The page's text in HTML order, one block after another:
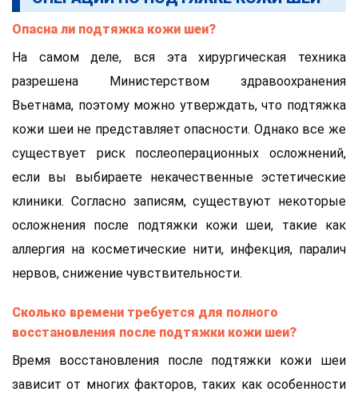
Опасна ли подтяжка кожи шеи?
На самом деле, вся эта хирургическая техника
разрешена Министерством здравоохранения
Вьетнама, поэтому можно утверждать, что подтяжка
кожи шеи не представляет опасности. Однако все же
существует риск послеоперационных осложнений,
если вы выбираете некачественные эстетические
клиники. Согласно записям, существуют некоторые
осложнения после подтяжки кожи шеи, такие как
аллергия на косметические нити, инфекция, паралич
нервов, снижение чувствительности.
Сколько времени требуется для полного
восстановления после подтяжки кожи шеи?
Время восстановления после подтяжки кожи шеи
зависит от многих факторов, таких как особенности